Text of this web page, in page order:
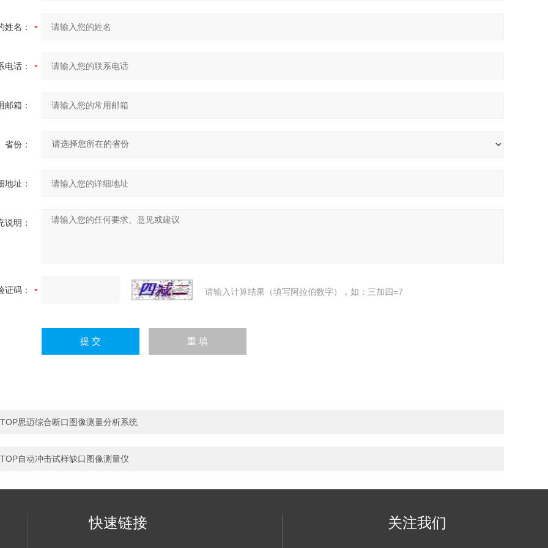
姓名：
电话：
邮箱：
省份：
地址：
说明：
证码： 请输入计算结果（填写阿拉伯数字），如：三加四=7
TOP思迈综合断口图像测量分析系统
TOP自动冲击试样缺口图像测量仪
快速链接 关注我们